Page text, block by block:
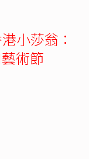
小莎翁：
術節